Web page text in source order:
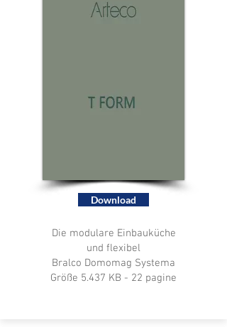
Download
Die modulare Einbauküche
und flexibel
Bralco Domomag Systema
Größe 5.437 KB - 22 pagine